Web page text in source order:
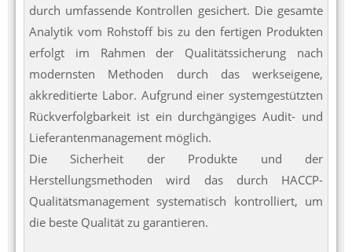
durch umfassende Kontrollen gesichert. Die gesamte
Analytik vom Rohstoff bis zu den fertigen Produkten
erfolgt im Rahmen der Qualitätssicherung nach
modernsten Methoden durch das werkseigene,
akkreditierte Labor. Aufgrund einer systemgestützten
Rückverfolgbarkeit ist ein durchgängiges Audit- und
Lieferantenmanagement möglich.
Die Sicherheit der Produkte und der
Herstellungsmethoden wird das durch HACCP-
Qualitätsmanagement systematisch kontrolliert, um
die beste Qualität zu garantieren.